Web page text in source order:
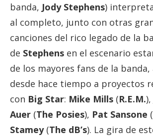
banda, Jody Stephens)
al completo, junto con otras
canciones del rico legado de la
de Stephens en el escenario
de los mayores fans de la banda,
desde hace tiempo a proyectos
con Big Star: Mike Mills (R.E.M.),
Auer (The Posies), Pat Sansone (
Stamey(The dB’s). La gira de